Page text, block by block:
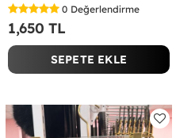
0 Değerlendirme
1,650 TL
SEPETE EKLE